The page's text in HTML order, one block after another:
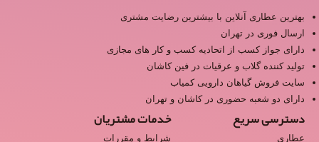
بهترین عطاری آنلاین با بیشترین رضایت مشتری
ارسال فوری در تهران
دارای جواز کسب از اتحادیه کسب و کار های مجازی
تولید کننده گلاب و عرقیات در فین کاشان
سایت فروش گیاهان دارویی کمیاب
دارای دو شعبه حضوری در کاشان و تهران
دسترسی سریع
عطاری
خدمات مشتریان
شرایط و مقررات